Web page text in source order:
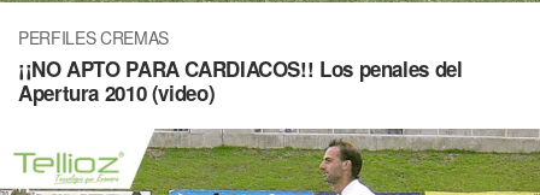
PERFILES CREMAS
¡¡NO APTO PARA CARDIACOS!! Los penales del
Apertura 2010 (video)